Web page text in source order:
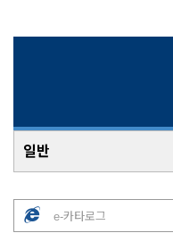
일반
e-카타로그